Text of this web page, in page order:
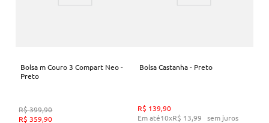
Bolsa m Couro 3 Compart Neo -
Preto
R$399,90
R$ 359,90
Bolsa Castanha - Preto
R$ 139,90
Em até10xR$ 13,99 sem juros